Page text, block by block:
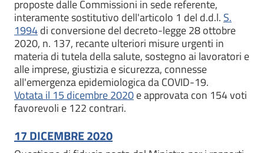
proposte dalle Commissioni in sede referente,
interamente sostitutivo dell'articolo 1 del d.d.l. S.
1994di conversione del decreto-legge 28 ottobre
2020, n. 137, recante ulteriori misure urgenti in
materia di tutela della salute, sostegno ai lavoratori e
alle imprese, giustizia e sicurezza, connesse
all'emergenza epidemiologica da COVID-19.
Votata il 15 dicembre 2020e approvata con 154 voti
favorevoli e 122 contrari.
17 DICEMBRE 2020